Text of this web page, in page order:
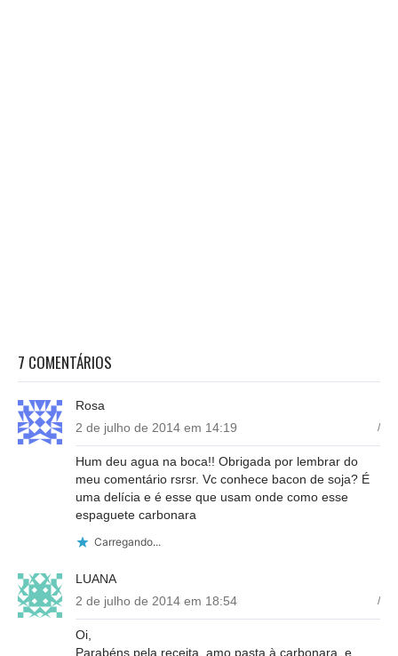
7 COMENTÁRIOS
Rosa
2 de julho de 2014 em 14:19
/
Hum deu agua na boca!! Obrigada por lembrar do
meu comentário rsrsr. Vc conhece bacon de soja? É
uma delícia e é esse que usam onde como esse
espaguete carbonara
Carregando...
LUANA
2 de julho de 2014 em 18:54
/
Oi,
Parabéns pela receita, amo pasta à carbonara, e